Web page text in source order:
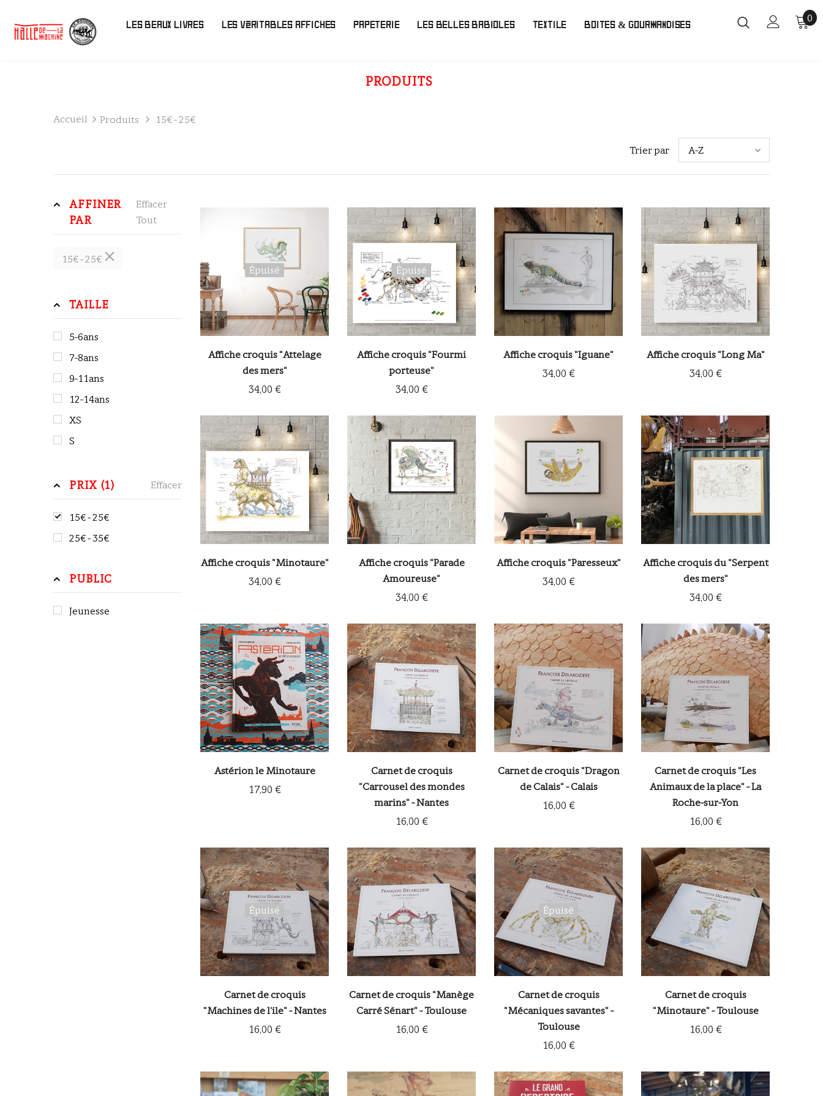
LES BEAUX LIVRES LES VÉRITABLES AFFICHES PAPETERIE LES BELLES BABIOLES TEXTILE BOITES & GOURMANDISES
0
PRODUITS
Accueil Produits 15€ - 25€
Trier par A-Z
AFFINER
PAR
Effacer
Tout
15€ - 25€
TAILLE
5-6ans
7-8ans
9-11ans
12-14ans
XS
S
L
XL
PRIX (1) Effacer
15€ - 25€
25€ - 35€
PUBLIC
Jeunesse
Épuisé
Affiche croquis "Attelage
des mers"
34,00 €
Épuisé
Affiche croquis "Fourmi
porteuse"
34,00 €
Affiche croquis "Iguane"
34,00 €
Affiche croquis "Long Ma"
34,00 €
Affiche croquis "Minotaure"
34,00 €
Affiche croquis "Parade
Amoureuse"
34,00 €
Affiche croquis "Paresseux"
34,00 €
Affiche croquis du "Serpent
des mers"
34,00 €
Astérion le Minotaure
17,90 €
Carnet de croquis
"Carrousel des mondes
marins" - Nantes
16,00 €
Carnet de croquis "Dragon
de Calais" - Calais
16,00 €
Carnet de croquis "Les
Animaux de la place" - La
Roche-sur-Yon
16,00 €
Épuisé
Carnet de croquis
"Machines de l'ile" - Nantes
16,00 €
Carnet de croquis "Manège
Carré Sénart" - Toulouse
16,00 €
Épuisé
Carnet de croquis
"Mécaniques savantes" -
Toulouse
16,00 €
Carnet de croquis
"Minotaure" - Toulouse
16,00 €